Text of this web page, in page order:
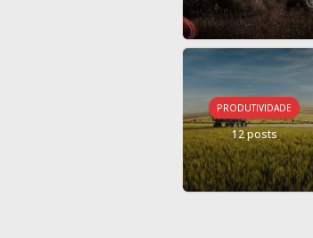
PRODUTIVIDADE
12 posts